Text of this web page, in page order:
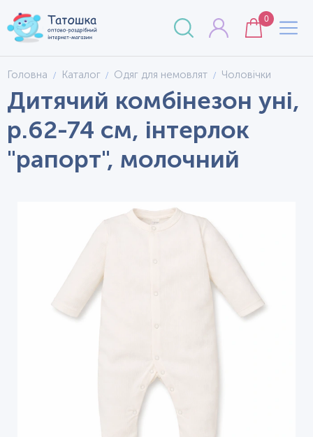
0
Головна Каталог Одяг для немовлят Чоловічки
Дитячий комбінезон уні,
р.62-74 см, інтерлок
"рапорт", молочний